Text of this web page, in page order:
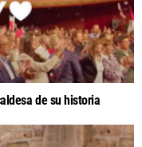
de su historia